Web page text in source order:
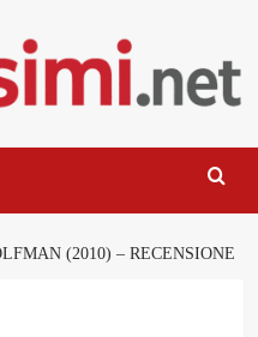
(2010) – RECENSIONE